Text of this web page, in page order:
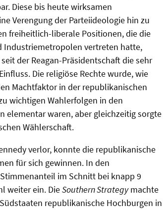
Diese bis heute wirksamen
Verengung der Parteiideologie hin zu
freiheitlich-liberale Positionen, die die
Industriemetropolen vertreten hatte,
der Reagan-Präsidentschaft die sehr
Die religiöse Rechte wurde, wie
Machtfaktor in der republikanischen
wichtigen Wahlerfolgen in den
elementar waren, aber gleichzeitig sorgte
Wählerschaft.
verlor, konnte die republikanische
für sich gewinnen. In den
im Schnitt bei knapp 9
weiter ein. DieSouthern Strategymachte
republikanische Hochburgen in